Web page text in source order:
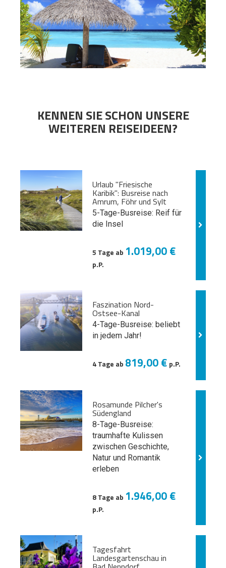
KENNEN SIE SCHON UNSERE
WEITEREN REISEIDEEN?
Urlaub "Friesische
Karibik": Busreise nach
Amrum, Föhr und Sylt
5-Tage-Busreise: Reif für
die Insel
5 Tage ab 1.019,00 €
p.P.
Faszination Nord-
Ostsee-Kanal
4-Tage-Busreise: beliebt
in jedem Jahr!
4 Tage ab 819,00 € p.P.
Rosamunde Pilcher's
Südengland
8-Tage-Busreise:
traumhafte Kulissen
zwischen Geschichte,
Natur und Romantik
erleben
8 Tage ab 1.946,00 €
p.P.
Tagesfahrt
Landesgartenschau in